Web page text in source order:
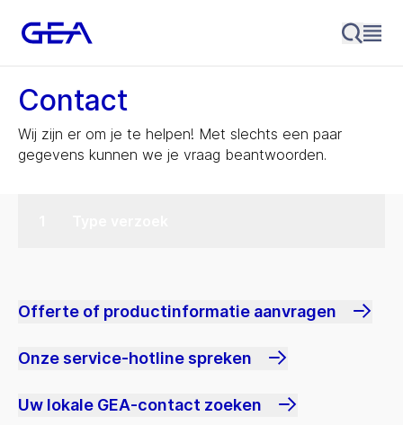
Contact
Wij zijn er om je te helpen! Met slechts een paar
gegevens kunnen we je vraag beantwoorden.
Offerte of productinformatie aanvragen
Onze service-hotline spreken
Uw lokale GEA-contact zoeken